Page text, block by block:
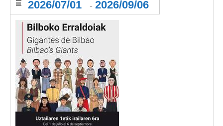
2026/07/01 - 2026/09/06